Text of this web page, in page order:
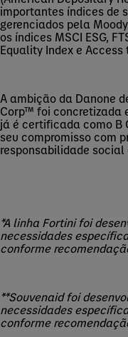
importantes índices de
gerenciados pela
os índices MSCI ESG,
Equality Index e Access
A ambição da Danone
Corp™ foi concretizada
já é certificada como B
seu compromisso com
responsabilidade
*A linha Fortinifoi
necessidades
conforme
**Souvenaidfoi
necessidades
conforme